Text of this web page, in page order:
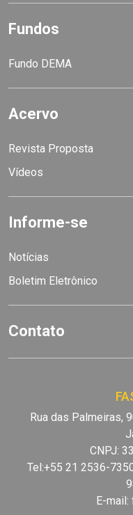
Fundos
Fundo DEMA
Acervo
Revista Proposta
Vídeos
Informe-se
Notícias
Boletim Eletrônico
Contato
Rua das Palmeiras,
CNPJ:
Tel:+55 21 2536-
E-mail: